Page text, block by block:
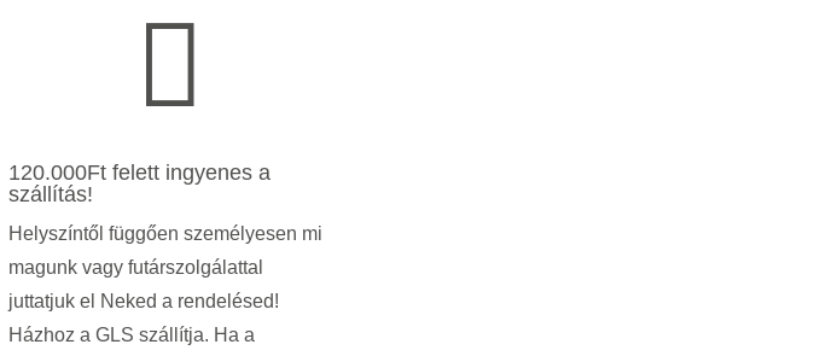

120.000Ft felett ingyenes a
szállítás!
Helyszíntől függően személyesen mi
magunk vagy futárszolgálattal
juttatjuk el Neked a rendelésed!
Házhoz a GLS szállítja. Ha a